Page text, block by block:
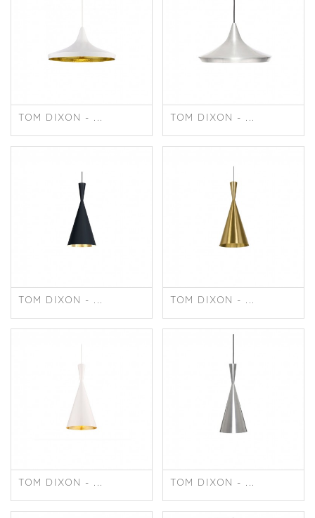
TOM DIXON - ... TOM DIXON - ...
TOM DIXON - ... TOM DIXON - ...
TOM DIXON - ... TOM DIXON - ...